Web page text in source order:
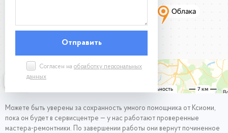
Согласен на обработку персональных
данных
Можете быть уверены за сохранность умного помощника от Ксиоми,
пока он будет в сервисцентре — у нас работают проверенные
мастера-ремонтники. По завершении работы они вернут починенное